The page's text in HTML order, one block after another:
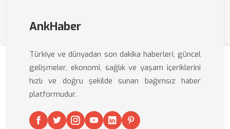
AnkHaber
Türkiye ve dünyadan son dakika haberleri, güncel
gelişmeler, ekonomi, sağlık ve yaşam içeriklerini
hızlı ve doğru şekilde sunan bağımsız haber
platformudur.